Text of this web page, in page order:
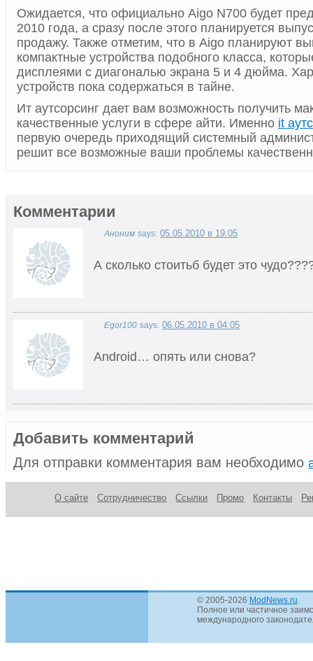
Ожидается, что официально Aigo N700 будет
2010 года, а сразу после этого планируется
продажу. Также отметим, что в Aigo планируют
компактные устройства подобного класса,
дисплеями с диагональю экрана 5 и 4 дюйма.
устройств пока содержаться в тайне.
Ит аутсорсинг дает вам возможность получить
качественные услуги в сфере айти. Именно it
первую очередь приходящий системный
решит все возможные ваши проблемы
Комментарии
Аноним says: 05.05.2010 в 19:05
А сколько стоитьб будет это
Egor100 says: 06.05.2010 в 04:05
Android… опять или снова?
Добавить комментарий
Для отправки комментария вам необходимо
О сайте Сотрудничество Ссылки Промо Контакты
© 2005-2026 ModNews.ru
Полное или частичное
международного